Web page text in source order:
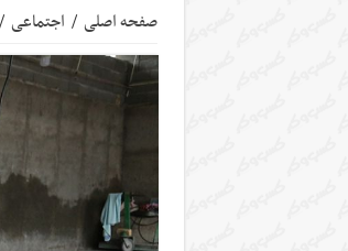
صفحه اصلی / اجتماعی /